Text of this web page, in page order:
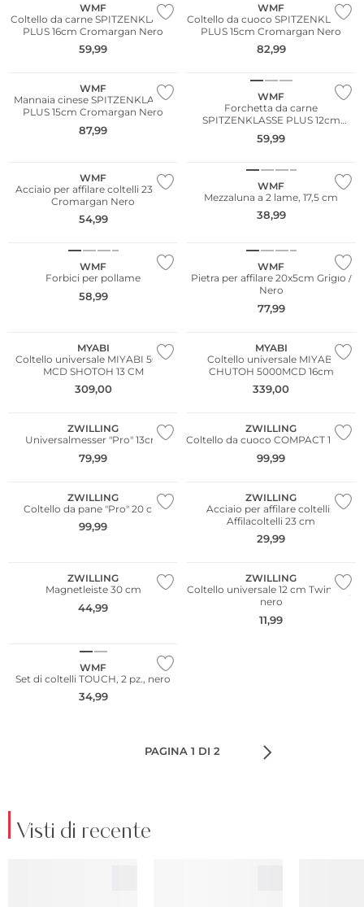
WMF
Coltello da carne SPITZENKLASSE
PLUS 16cm Cromargan Nero
59,99
WMF
Coltello da cuoco SPITZENKLASSE
PLUS 15cm Cromargan Nero
82,99
WMF
Mannaia cinese SPITZENKLASSE
PLUS 15cm Cromargan Nero
87,99
WMF
Forchetta da carne
SPITZENKLASSE PLUS 12cm
Cromargan Nero
59,99
WMF
Acciaio per affilare coltelli 23 cm
Cromargan Nero
54,99
WMF
Mezzaluna a 2 lame, 17,5 cm
38,99
WMF
Forbici per pollame
58,99
WMF
Pietra per affilare 20x5cm Grigio /
Nero
77,99
MYABI
Coltello universale MIYABI 5000
MCD SHOTOH 13 CM
309,00
MYABI
Coltello universale MIYABI
CHUTOH 5000MCD 16cm
339,00
ZWILLING
Universalmesser "Pro" 13cm
79,99
ZWILLING
Coltello da cuoco COMPACT 14 CM
99,99
ZWILLING
Coltello da pane "Pro" 20 cm
99,99
ZWILLING
Acciaio per affilare coltelli -
Affilacoltelli 23 cm
29,99
ZWILLING
Magnetleiste 30 cm
44,99
ZWILLING
Coltello universale 12 cm Twin Grip
nero
11,99
WMF
Set di coltelli TOUCH, 2 pz., nero
34,99
PAGINA 1 DI 2
Visti di recente